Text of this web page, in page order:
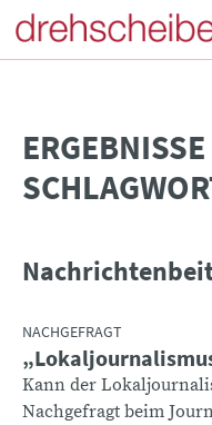
NACHGEFRAGT
Kann der
Nachgefragt beim